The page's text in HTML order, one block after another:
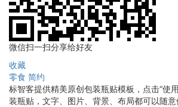
微信扫一扫分享给好友
收藏
零食 简约
标智客提供精美原创包装瓶贴模板，点击“使
装瓶贴，文字、图片、背景、布局都可以随